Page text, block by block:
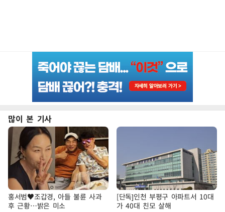
많이 본 기사
홍서범♥조갑경, 아들 불륜 사과
후 근황…밝은 미소
[단독]인천 부평구 아파트서 10대
가 40대 친모 살해